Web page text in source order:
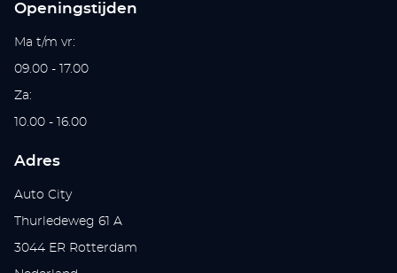
Openingstijden
Ma t/m vr:
09.00 - 17.00
Za:
10.00 - 16.00
Adres
Auto City
Thurledeweg 61 A
3044 ER Rotterdam